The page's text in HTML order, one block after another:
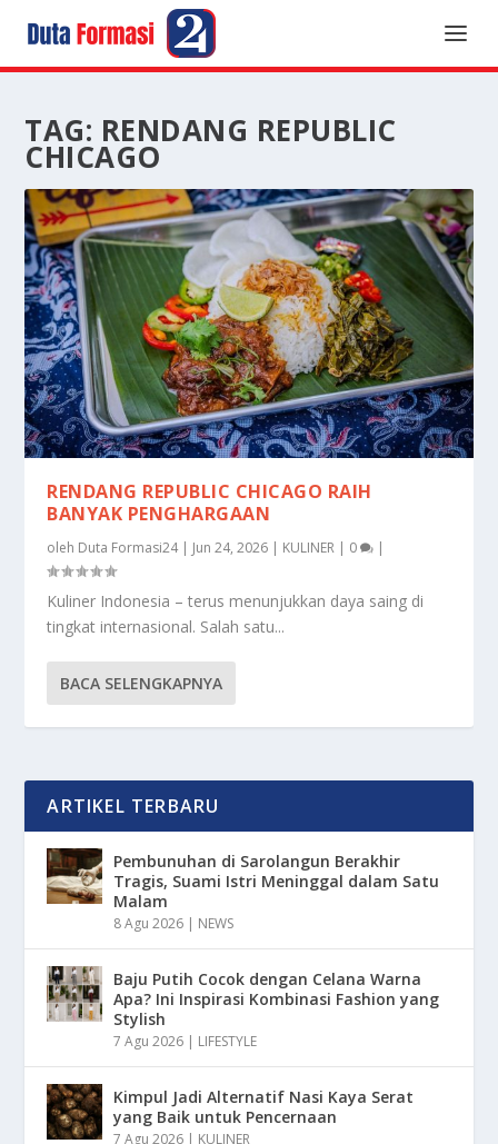
TAG: RENDANG REPUBLIC
CHICAGO
RENDANG REPUBLIC CHICAGO RAIH
BANYAK PENGHARGAAN
oleh Duta Formasi24| Jun 24, 2026 | KULINER | 0 |
Kuliner Indonesia – terus menunjukkan daya saing di
tingkat internasional. Salah satu...
BACA SELENGKAPNYA
ARTIKEL TERBARU
Pembunuhan di Sarolangun Berakhir
Tragis, Suami Istri Meninggal dalam Satu
Malam
8 Agu 2026 | NEWS
Baju Putih Cocok dengan Celana Warna
Apa? Ini Inspirasi Kombinasi Fashion yang
Stylish
7 Agu 2026 | LIFESTYLE
Kimpul Jadi Alternatif Nasi Kaya Serat
yang Baik untuk Pencernaan
7 Agu 2026 | KULINER